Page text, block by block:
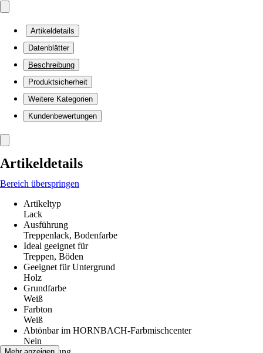
Artikeldetails
Datenblätter
Beschreibung
Produktsicherheit
Weitere Kategorien
Kundenbewertungen
Artikeldetails
Bereich überspringen
Artikeltyp
Lack
Ausführung
Treppenlack, Bodenfarbe
Ideal geeignet für
Treppen, Böden
Geeignet für Untergrund
Holz
Grundfarbe
Weiß
Farbton
Weiß
Abtönbar im HORNBACH-Farbmischcenter
Nein